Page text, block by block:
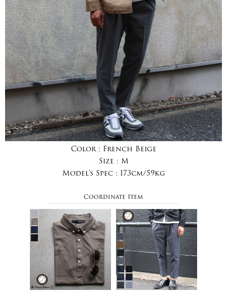
Color : French Beige
Size : M
Model's Spec : 173cm/59kg
Coordinate Item